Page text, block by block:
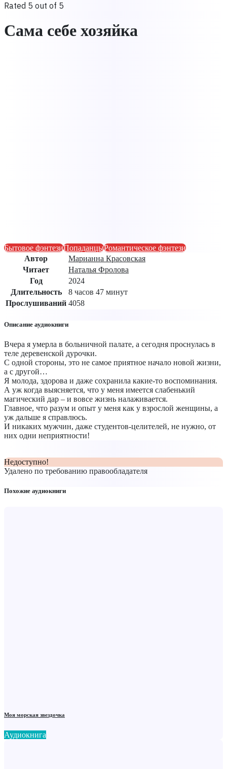
Rated 5 out of 5
Сама себе хозяйка
Бытовое фэнтезиПопаданцыРомантическое фэнтези
Автор
Марианна Красовская
Читает
Наталья Фролова
Год
2024
Длительность
8 часов 47 минут
Прослушиваний 4058
Описание аудиокниги
Вчера я умерла в больничной палате, а сегодня проснулась в
теле деревенской дурочки.
С одной стороны, это не самое приятное начало новой жизни,
а с другой…
Я молода, здорова и даже сохранила какие-то воспоминания.
А уж когда выясняется, что у меня имеется слабенький
магический дар – и вовсе жизнь налаживается.
Главное, что разум и опыт у меня как у взрослой женщины, а
уж дальше я справлюсь.
И никаких мужчин, даже студентов-целителей, не нужно, от
них одни неприятности!
Недоступно!
Удалено по требованию правообладателя
Похожие аудиокниги
Моя морская звездочка
Аудиокнига